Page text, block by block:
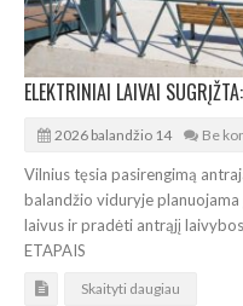
2026 balandžio 14 Be
Vilnius tęsia pasirengimą
balandžio viduryje
laivus ir pradėti antrąjį laivybos
ETAPAIS
Skaityti daugiau